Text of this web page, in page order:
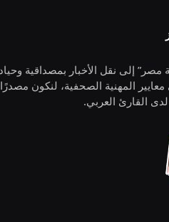
إلى نقل الأخبار بمصداقية
معايير المهنية الصحفية، لنكون مصدرًا
القارئ العربي.